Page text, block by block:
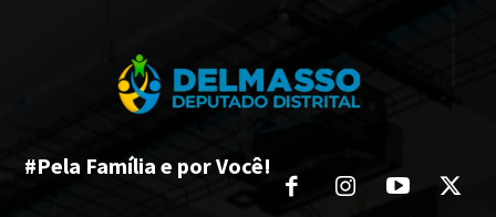
#Pela Família e por Você!